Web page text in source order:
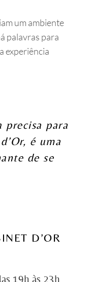
um ambiente
palavras para
experiência
precisa para
é uma
de se
D’OR
19h às 23h